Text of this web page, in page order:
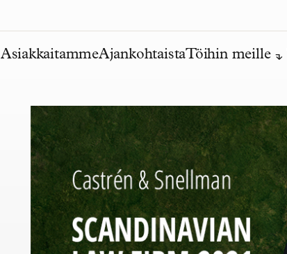
AsiakkaitammeAjankohtaistaTöihin meille